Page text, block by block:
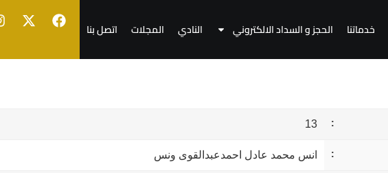
خدماتنا الحجز و السداد الالكتروني النادي المجلات اتصل بنا
13
انس محمد عادل احمدعبدالقوى ونس